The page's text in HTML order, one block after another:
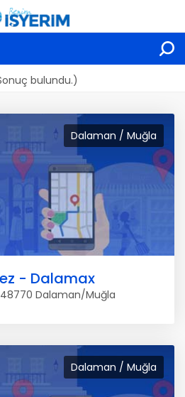
bulundu.)
Dalaman / Muğla
- Dalamax
48770 Dalaman/Muğla
Dalaman / Muğla